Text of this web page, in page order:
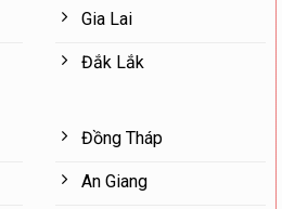
Gia Lai
Đắk Lắk
Đồng Tháp
An Giang